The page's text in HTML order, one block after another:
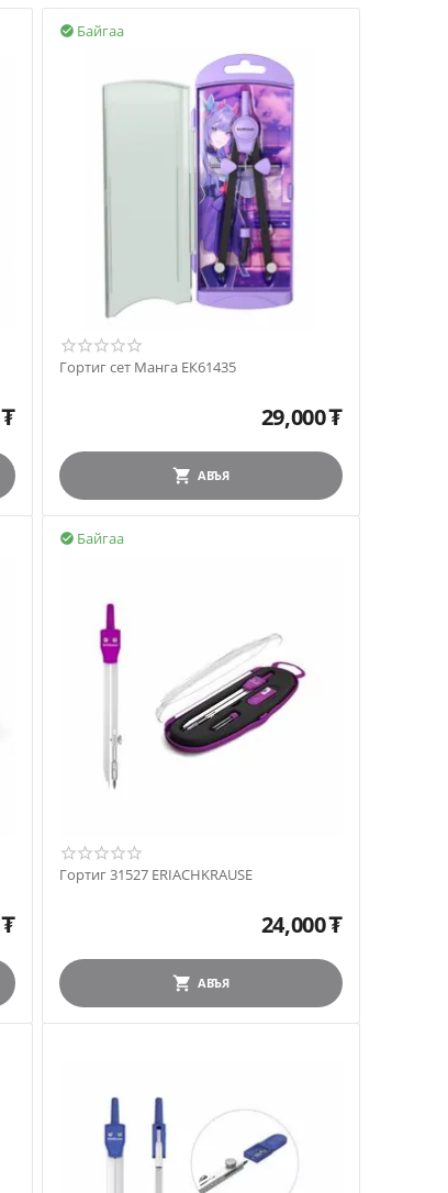
₮
Байгаа

Гортиг сет Манга ЕК61435
29,000₮
АВЪЯ
₮
Байгаа

Гортиг 31527 ERIACHKRAUSE
24,000₮
АВЪЯ